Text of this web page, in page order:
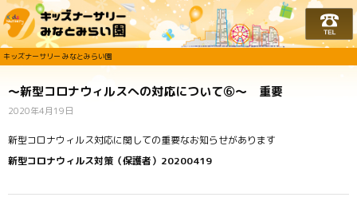
キッズナーサリー みな
キッズナーサリー みなとみらい園
～新型コロナウィルスへの対応について⑥～ 重要
2020年4月19日
新型コロナウィルス対応に関しての重要なお知らせがあります
新型コロナウィルス対策（保護者）20200419